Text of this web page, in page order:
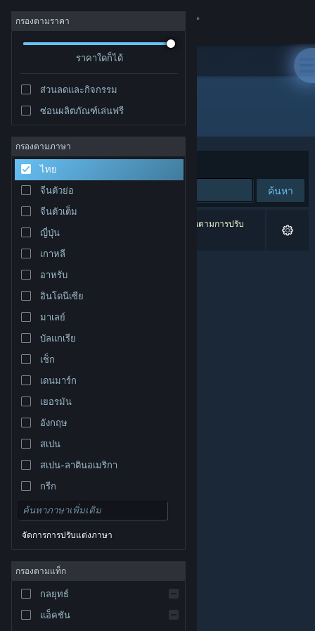
เข้าสู่ระบบ
ชุมชน
เกี่ยวกับ
ฝ่ายสนับสนุน
เปลี่ยนภาษา
รับแอป Steam แบบพกพา
ชมเว็บไซต์สำหรับเดสก์ท็อป
© Valve Corporation สงวนลิขสิทธิ์ เครื่องหมายการค้า
และประเทศอื่น
นโยบายความเป็นส่วนตัว
การช่วยการเข้าถึง|
Steam| การคืนเงิน
กรองตามราคา
ราคาใดก็ได้
ส่วนลดและกิจกรรม
ซ่อนผลิตภัณฑ์เล่นฟรี
กรองตามภาษา
ไทย
จีนตัวย่อ
จีนตัวเต็ม
ญี่ปุ่น
เกาหลี
อาหรับ
อินโดนีเซีย
มาเลย์
บัลแกเรีย
เช็ก
เดนมาร์ก
เยอรมัน
อังกฤษ
สเปน
สเปน-ลาตินอเมริกา
กรีก
จัดการการปรับแต่งภาษา
กรองตามแท็ก
กลยุทธ์
แอ็คชัน
ผู้พัฒนา: Wavesurf Studio
จัดเรียงตาม
ค้นหา
0 ผลลัพธ์ตรงกับที่คุณค้นหา 2 ผลิตภัณฑ์ได้ถูกละเว้นตามการปรับ
แต่งของคุณ